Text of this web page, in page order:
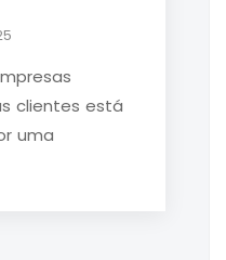
clientes está
uma